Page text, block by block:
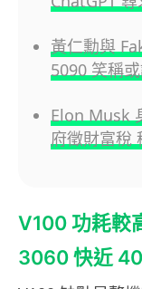
黃仁勳與
5090 笑稱
Elon Musk
府徵財富稅
V100 功耗較
3060 快近